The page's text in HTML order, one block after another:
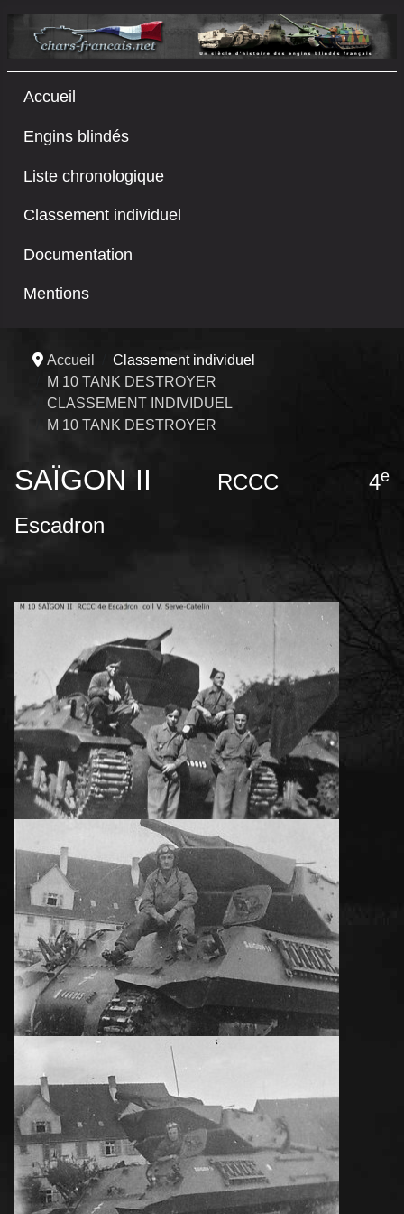
Accueil
Engins blindés
Liste chronologique
Classement individuel
Documentation
Mentions
Accueil
Classement individuel
M 10 TANK DESTROYER
CLASSEMENT INDIVIDUEL
M 10 TANK DESTROYER
SAÏGON II RCCC 4e
Escadron